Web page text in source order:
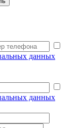
данных
данных